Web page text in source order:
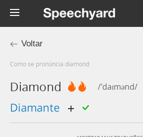
Voltar
Como se pronúncia diamond
Diamond /'daɪmənd/
diamante